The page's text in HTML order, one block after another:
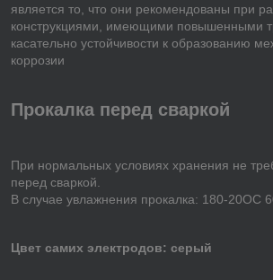
является то, что они рекомендованы при
конструкциями, имеющими повышенными
касательно устойчивости к образованию
коррозии
Прокалка перед сваркой
При нормальных условиях хранения не
перед сваркой.
В случае увлажнения прокалка: 180-20ОС
Цвет самих электродов: серый